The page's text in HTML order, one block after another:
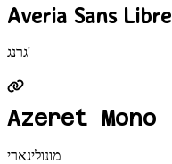
Averia Sans Libre
גרנג'
Azeret Mono
מונולינארי